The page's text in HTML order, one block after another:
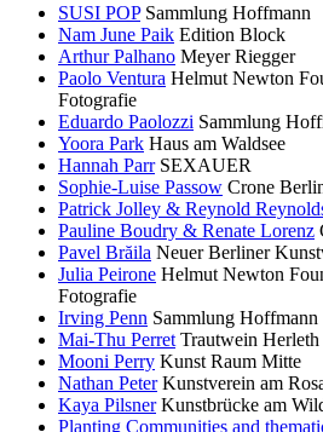
SUSI POP Sammlung Hoffmann
Nam June Paik Edition Block
Arthur Palhano Meyer Riegger
Paolo Ventura Helmut Newton
Fotografie
Eduardo Paolozzi Sammlung
Yoora Park Haus am Waldsee
Hannah Parr SEXAUER
Sophie-Luise Passow Crone
Patrick Jolley & Reynold
Pauline Boudry & Renate Lorenz
Pavel Brăila Neuer Berliner
Julia Peirone Helmut Newton
Fotografie
Irving Penn Sammlung Hoffmann
Mai-Thu Perret Trautwein Herleth
Mooni Perry Kunst Raum Mitte
Nathan Peter Kunstverein am
Kaya Pilsner Kunstbrücke am
Planting Communities and